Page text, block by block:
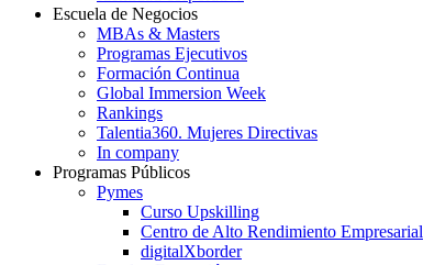
Escuela de Negocios
MBAs & Masters
Programas Ejecutivos
Formación Continua
Global Immersion Week
Rankings
Talentia360. Mujeres Directivas
In company
Programas Públicos
Pymes
Curso Upskilling
Centro de Alto Rendimiento Empresarial
digitalXborder